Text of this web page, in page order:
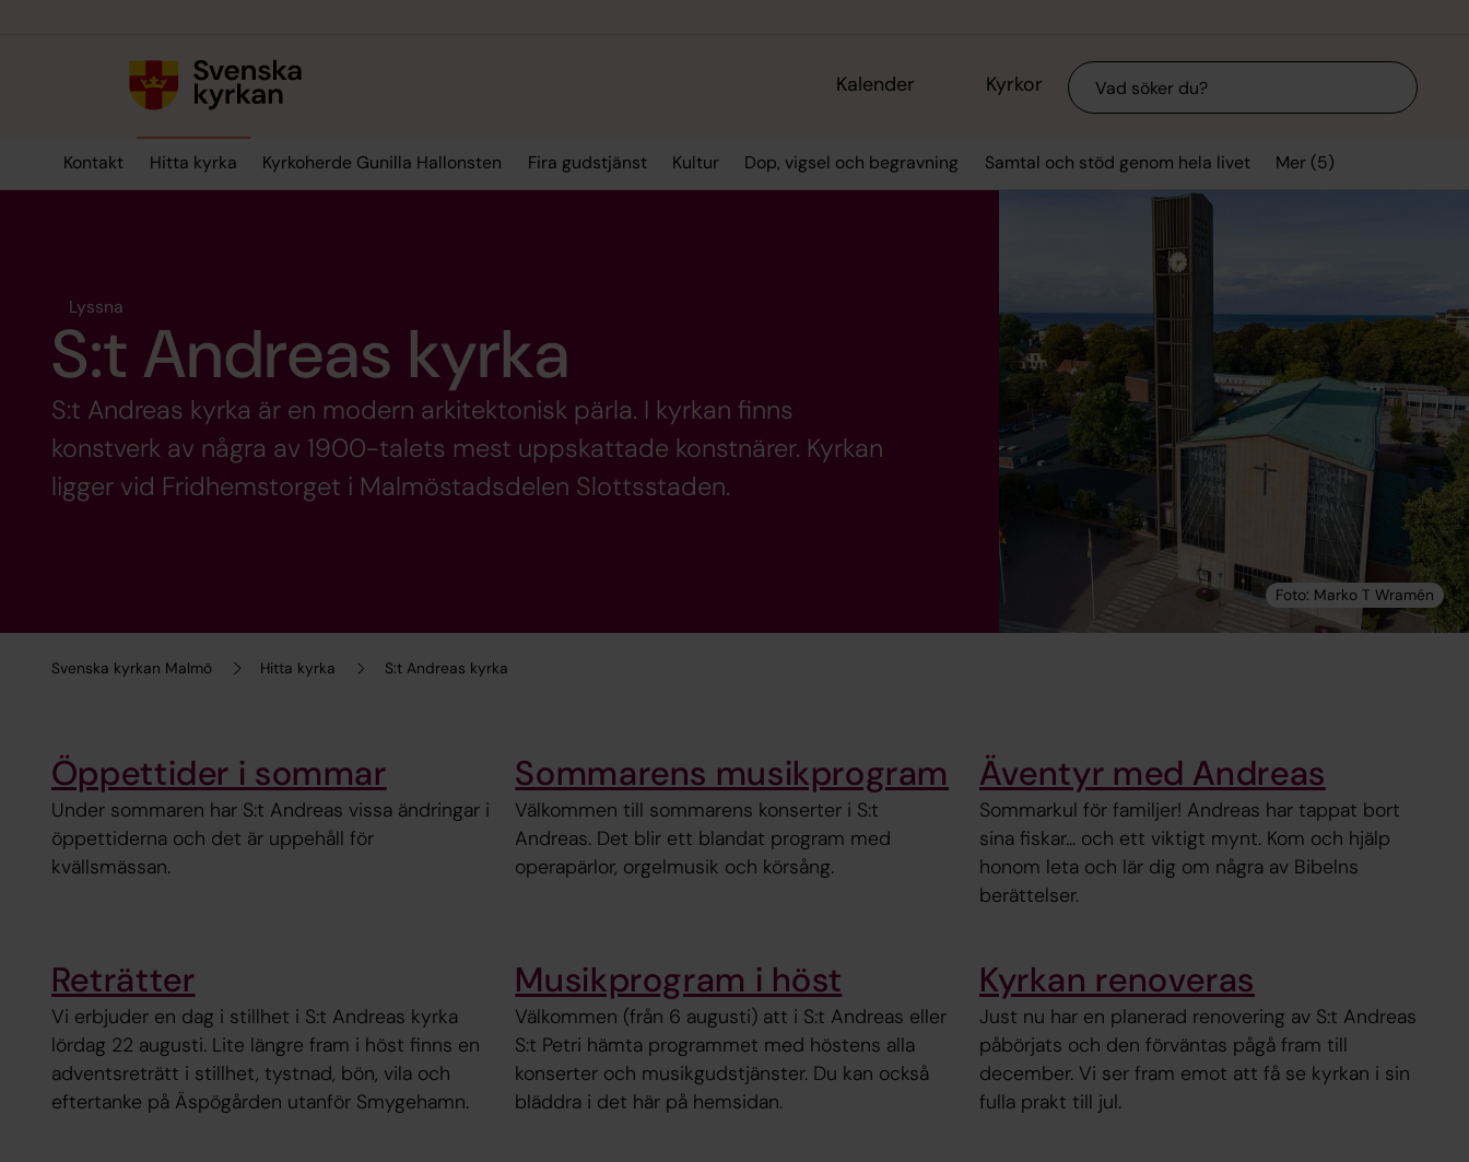
Kalender Kyrkor Sök
Kontakt Hitta kyrka Kyrkoherde Gunilla Hallonsten Fira gudstjänst Kultur Dop, vigsel och begravning Samtal och stöd genom hela livet Mer (5)
Svenska kyrkan Malmö Hitta kyrka S:t Andreas kyrka
Lyssna
S:t Andreas kyrka
S:t Andreas kyrka är en modern arkitektonisk pärla. I kyrkan finns
konstverk av några av 1900-talets mest uppskattade konstnärer. Kyrkan
ligger vid Fridhemstorget i Malmöstadsdelen Slottsstaden.
Öppettider i sommar
Under sommaren har S:t Andreas vissa ändringar i
öppettiderna och det är uppehåll för
kvällsmässan.
Sommarens musikprogram
Välkommen till sommarens konserter i S:t
Andreas. Det blir ett blandat program med
operapärlor, orgelmusik och körsång.
Äventyr med Andreas
Sommarkul för familjer! Andreas har tappat bort
sina fiskar... och ett viktigt mynt. Kom och hjälp
honom leta och lär dig om några av Bibelns
berättelser.
Reträtter
Vi erbjuder en dag i stillhet i S:t Andreas kyrka
lördag 22 augusti. Lite längre fram i höst finns en
adventsreträtt i stillhet, tystnad, bön, vila och
eftertanke på Äspögården utanför Smygehamn.
Musikprogram i höst
Välkommen (från 6 augusti) att i S:t Andreas eller
S:t Petri hämta programmet med höstens alla
konserter och musikgudstjänster. Du kan också
bläddra i det här på hemsidan.
Kyrkan renoveras
Just nu har en planerad renovering av S:t Andreas
påbörjats och den förväntas pågå fram till
december. Vi ser fram emot att få se kyrkan i sin
fulla prakt till jul.